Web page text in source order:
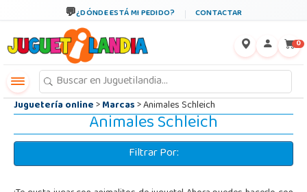
¿DÓNDE ESTÁ MI PEDIDO? CONTACTAR
0
Juguetería online>Marcas> Animales Schleich
Animales Schleich
Filtrar Por: